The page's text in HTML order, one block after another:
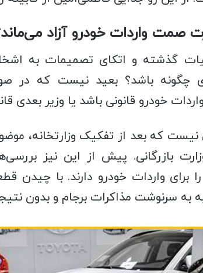
صمت واردات خودرو آزاد
گذشته و اتکای تصمیمات
چگونه باشد؟ بعید نیست که در
خودرو قانونی باشد یا وزیر بعدی
که بعد از تفکیک وزارتخانه،
بازرگانی. پیش از این نیز
برای واردات خودرو دارند. با چیدن
به سرنوشت مذاکرات برجام و بدون